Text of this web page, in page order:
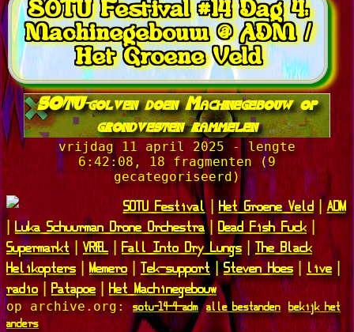
SOTU Festival #14 Dag 4:
Machinegebouw @ ADM /
Het Groene Veld
SOTU-golven doen Machinegebouw op
grondvesten rammelen
vrijdag 11 april 2025 - lengte
6:42:08, 18 fragmenten (9
gecategoriseerd)
SOTU Festival|Het Groene Veld|ADM
|Luka Schuurman Drone Orchestra|Dead Fish Fuck
Supermarkt| VRÆL Fall Into Dry Lungs |The Black
Helikopters| Memero|Tek-support |Steven Hoes|live|
radio| Patapoe| Het Machinegebouw
op archive.org:sotu-14-4-adm alle bestanden bekijk het
anders